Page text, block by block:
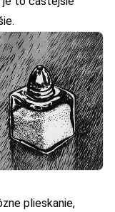
plieskanie,